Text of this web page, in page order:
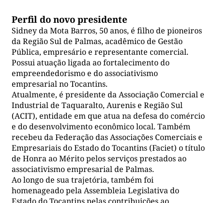
Perfil do novo presidente
Sidney da Mota Barros, 50 anos, é filho de pioneiros
da Região Sul de Palmas, acadêmico de Gestão
Pública, empresário e representante comercial.
Possui atuação ligada ao fortalecimento do
empreendedorismo e do associativismo
empresarial no Tocantins.
Atualmente, é presidente da Associação Comercial e
Industrial de Taquaralto, Aurenis e Região Sul
(ACIT), entidade em que atua na defesa do comércio
e do desenvolvimento econômico local. Também
recebeu da Federação das Associações Comerciais e
Empresariais do Estado do Tocantins (Faciet) o título
de Honra ao Mérito pelos serviços prestados ao
associativismo empresarial de Palmas.
Ao longo de sua trajetória, também foi
homenageado pela Assembleia Legislativa do